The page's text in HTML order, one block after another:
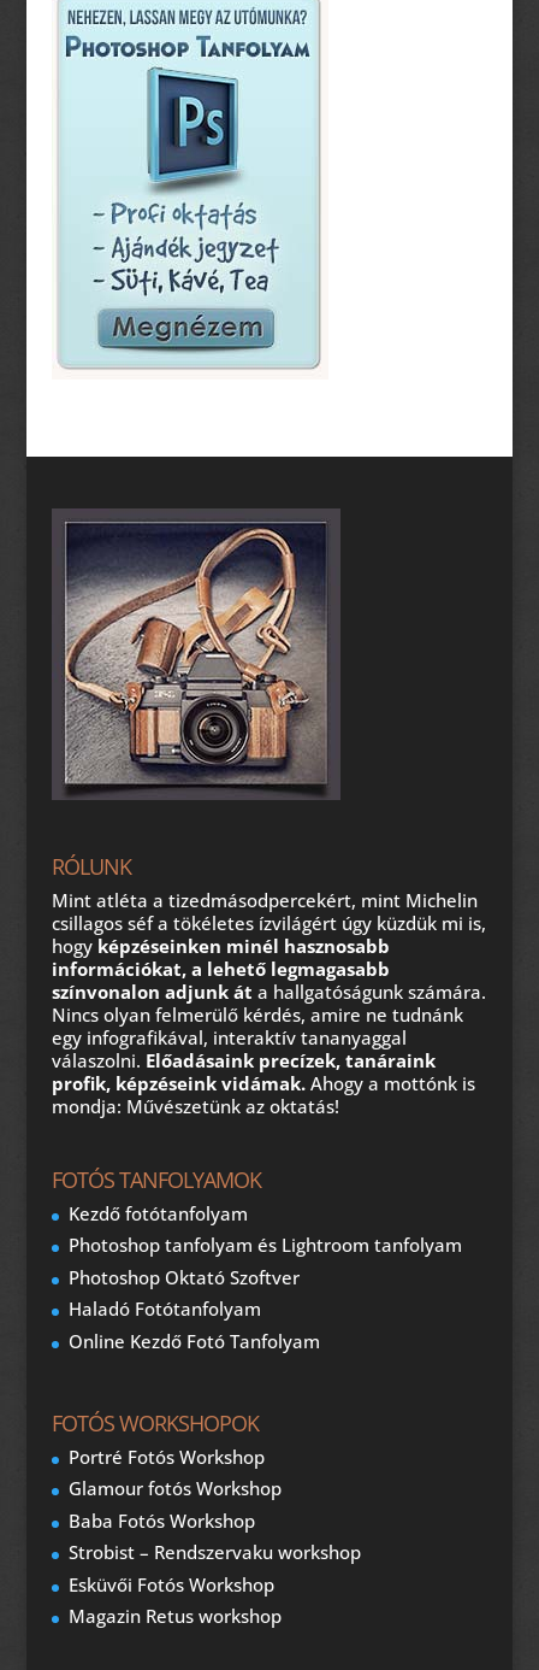
RÓLUNK
Mint atléta a tizedmásodpercekért, mint Michelin
csillagos séf a tökéletes ízvilágért úgy küzdük mi is,
hogy képzéseinken minél hasznosabb
információkat, a lehető legmagasabb
színvonalon adjunk át a hallgatóságunk számára.
Nincs olyan felmerülő kérdés, amire ne tudnánk
egy infografikával, interaktív tananyaggal
válaszolni. Előadásaink precízek, tanáraink
profik, képzéseink vidámak.Ahogy a mottónk is
mondja: Művészetünk az oktatás!
FOTÓS TANFOLYAMOK
Kezdő fotótanfolyam
Photoshop tanfolyam és Lightroom tanfolyam
Photoshop Oktató Szoftver
Haladó Fotótanfolyam
Online Kezdő Fotó Tanfolyam
FOTÓS WORKSHOPOK
Portré Fotós Workshop
Glamour fotós Workshop
Baba Fotós Workshop
Strobist – Rendszervaku workshop
Esküvői Fotós Workshop
Magazin Retus workshop